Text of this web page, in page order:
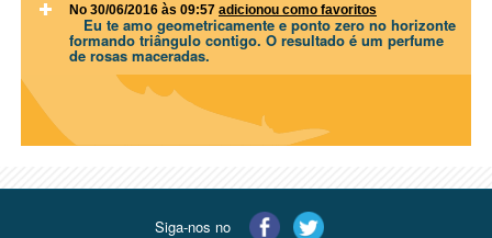
No 30/06/2016 às 09:57 adicionou como favoritos
Eu te amo geometricamente e ponto zero no horizonte
formando triângulo contigo. O resultado é um perfume
de rosas maceradas.
Siga-nos no